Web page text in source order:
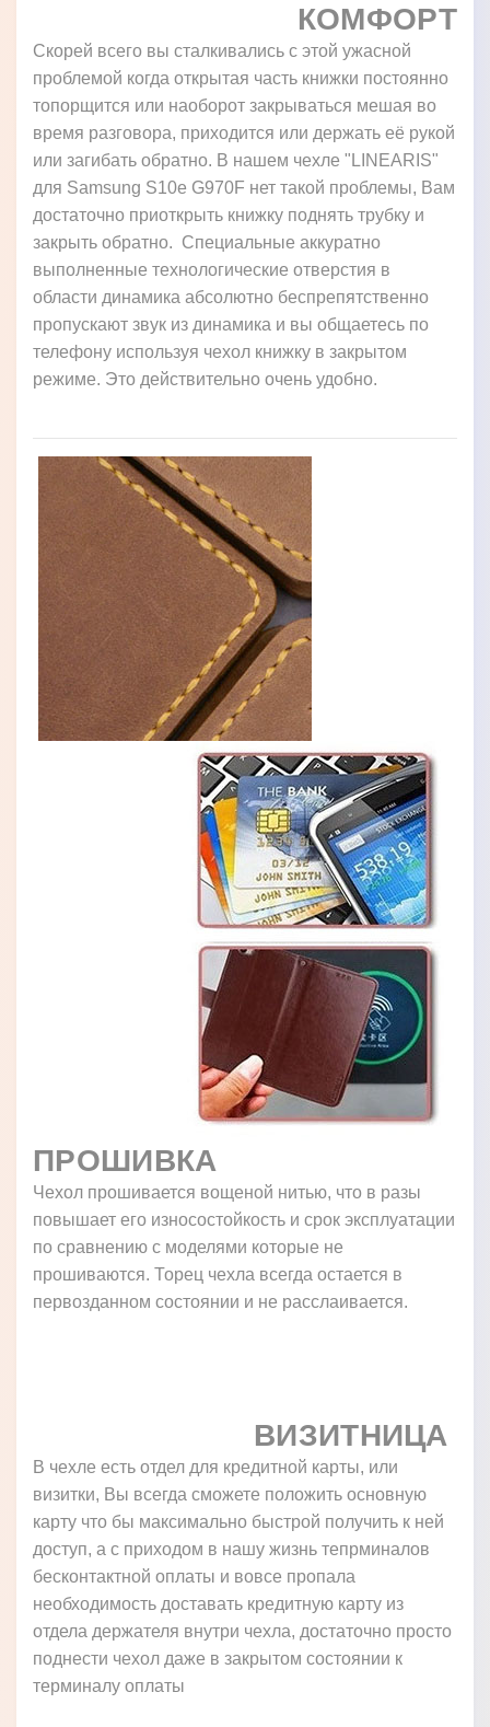
КОМФОРТ
Скорей всего вы сталкивались с этой ужасной
проблемой когда открытая часть книжки постоянно
топорщится или наоборот закрываться мешая во
время разговора, приходится или держать её рукой
или загибать обратно. В нашем чехле "LINEARIS"
для Samsung S10e G970F нет такой проблемы, Вам
достаточно приоткрыть книжку поднять трубку и
закрыть обратно. Специальные аккуратно
выполненные технологические отверстия в
области динамика абсолютно беспрепятственно
пропускают звук из динамика и вы общаетесь по
телефону используя чехол книжку в закрытом
режиме. Это действительно очень удобно.
ПРОШИВКА
Чехол прошивается вощеной нитью, что в разы
повышает его износостойкость и срок эксплуатации
по сравнению с моделями которые не
прошиваются. Торец чехла всегда остается в
первозданном состоянии и не расслаивается.
ВИЗИТНИЦА
В чехле есть отдел для кредитной карты, или
визитки, Вы всегда сможете положить основную
карту что бы максимально быстрой получить к ней
доступ, а с приходом в нашу жизнь тепрминалов
бесконтактной оплаты и вовсе пропала
необходимость доставать кредитную карту из
отдела держателя внутри чехла, достаточно просто
поднести чехол даже в закрытом состоянии к
терминалу оплаты